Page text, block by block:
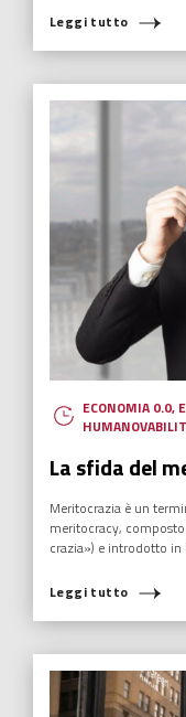
Bolivia, dal
litio
In Bolivia, sotto il
del pianeta di litio, il
Leggi tutto
ECONOMIA
NUOVI EROI,
Alessandro
Coscienza
che l’individuo ha di
rapporto.